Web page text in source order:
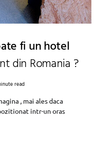
fi un hotel
din Romania ?
read
, mai ales daca
intr-un oras